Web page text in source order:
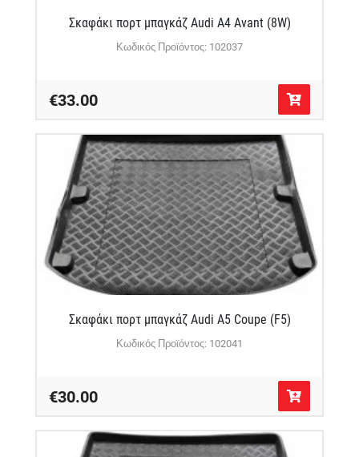
Σκαφάκι πορτ μπαγκάζ Audi A4 Avant (8W)
Κωδικός Προϊόντος: 102037
€33.00
Σκαφάκι πορτ μπαγκάζ Audi A5 Coupe (F5)
Κωδικός Προϊόντος: 102041
€30.00